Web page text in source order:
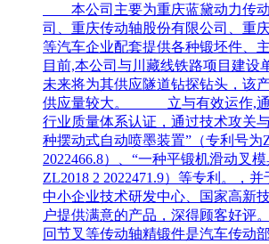
本公司主要为重庆蓝黛动力传动
司、重庆传动轴股份有限公司、重
等汽车企业配套提供各种锻坯件、
目前,本公司与川藏线铁路项目建设
未来将为其供应隧道钻探钻头，该
供应量较大。 立与有效运作,通
行业质量体系认证，通过技术攻关
种摆动式自动喷墨装置”（专利号为
2022466.8）、“一种平锻机滑动叉
ZL2018 2 2022471.9）等专利。，
中小企业技术研发中心、国家高新
户提供满意的产品，深得顾客
冋节叉等传动轴精锻件是汽车传动